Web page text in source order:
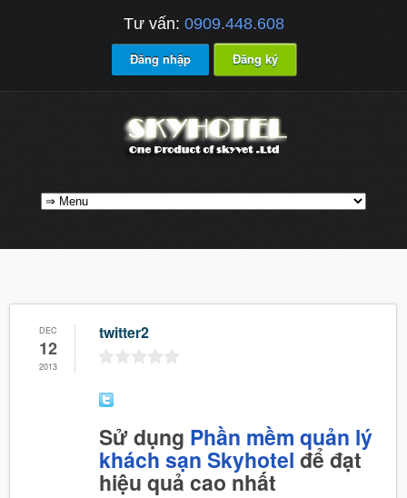
Tư vấn: 0909.448.608
Đăng nhập Đăng ký
DEC
12
2013
twitter2
Sử dụng Phần mềm quản lý
khách sạn Skyhotel để đạt
hiệu quả cao nhất